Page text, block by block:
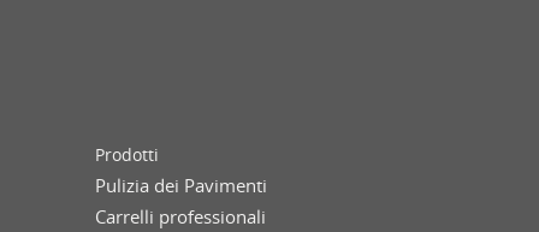
Prodotti
Pulizia dei Pavimenti
Carrelli professionali